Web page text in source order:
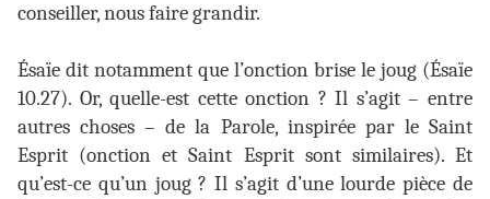
conseiller, nous faire grandir.
Ésaïe dit notamment que l’onction brise le joug (Ésaïe
10.27). Or, quelle-est cette onction ? Il s’agit – entre
autres choses – de la Parole, inspirée par le Saint
Esprit (onction et Saint Esprit sont similaires). Et
qu’est-ce qu’un joug ? Il s’agit d’une lourde pièce de